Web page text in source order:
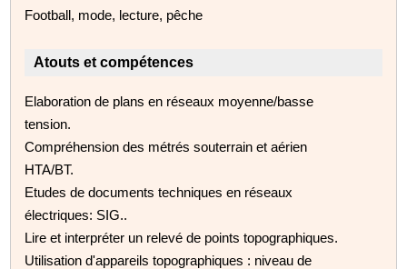
Football, mode, lecture, pêche
Atouts et compétences
Elaboration de plans en réseaux moyenne/basse
tension.
Compréhension des métrés souterrain et aérien
HTA/BT.
Etudes de documents techniques en réseaux
électriques: SIG..
Lire et interpréter un relevé de points topographiques.
Utilisation d'appareils topographiques : niveau de